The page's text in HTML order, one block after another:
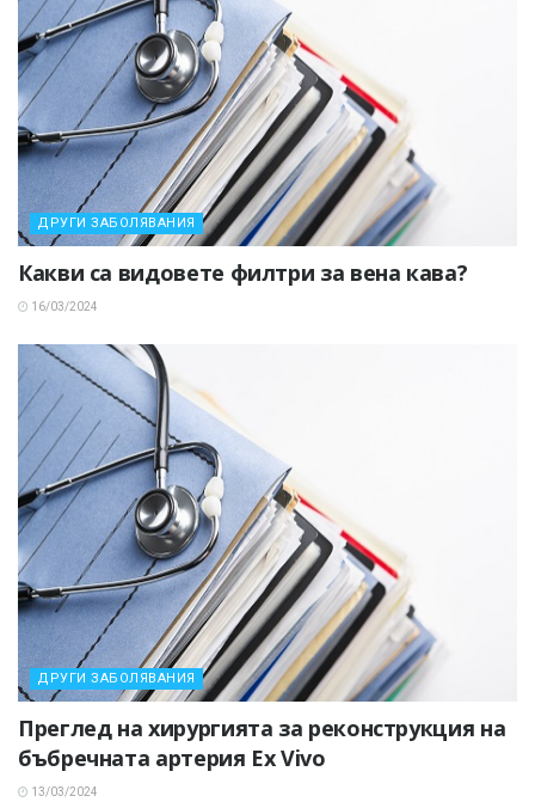
ДРУГИ ЗАБОЛЯВАНИЯ
Какви са видовете филтри за вена кава?
16/03/2024
ДРУГИ ЗАБОЛЯВАНИЯ
Преглед на хирургията за реконструкция на
бъбречната артерия Ex Vivo
13/03/2024